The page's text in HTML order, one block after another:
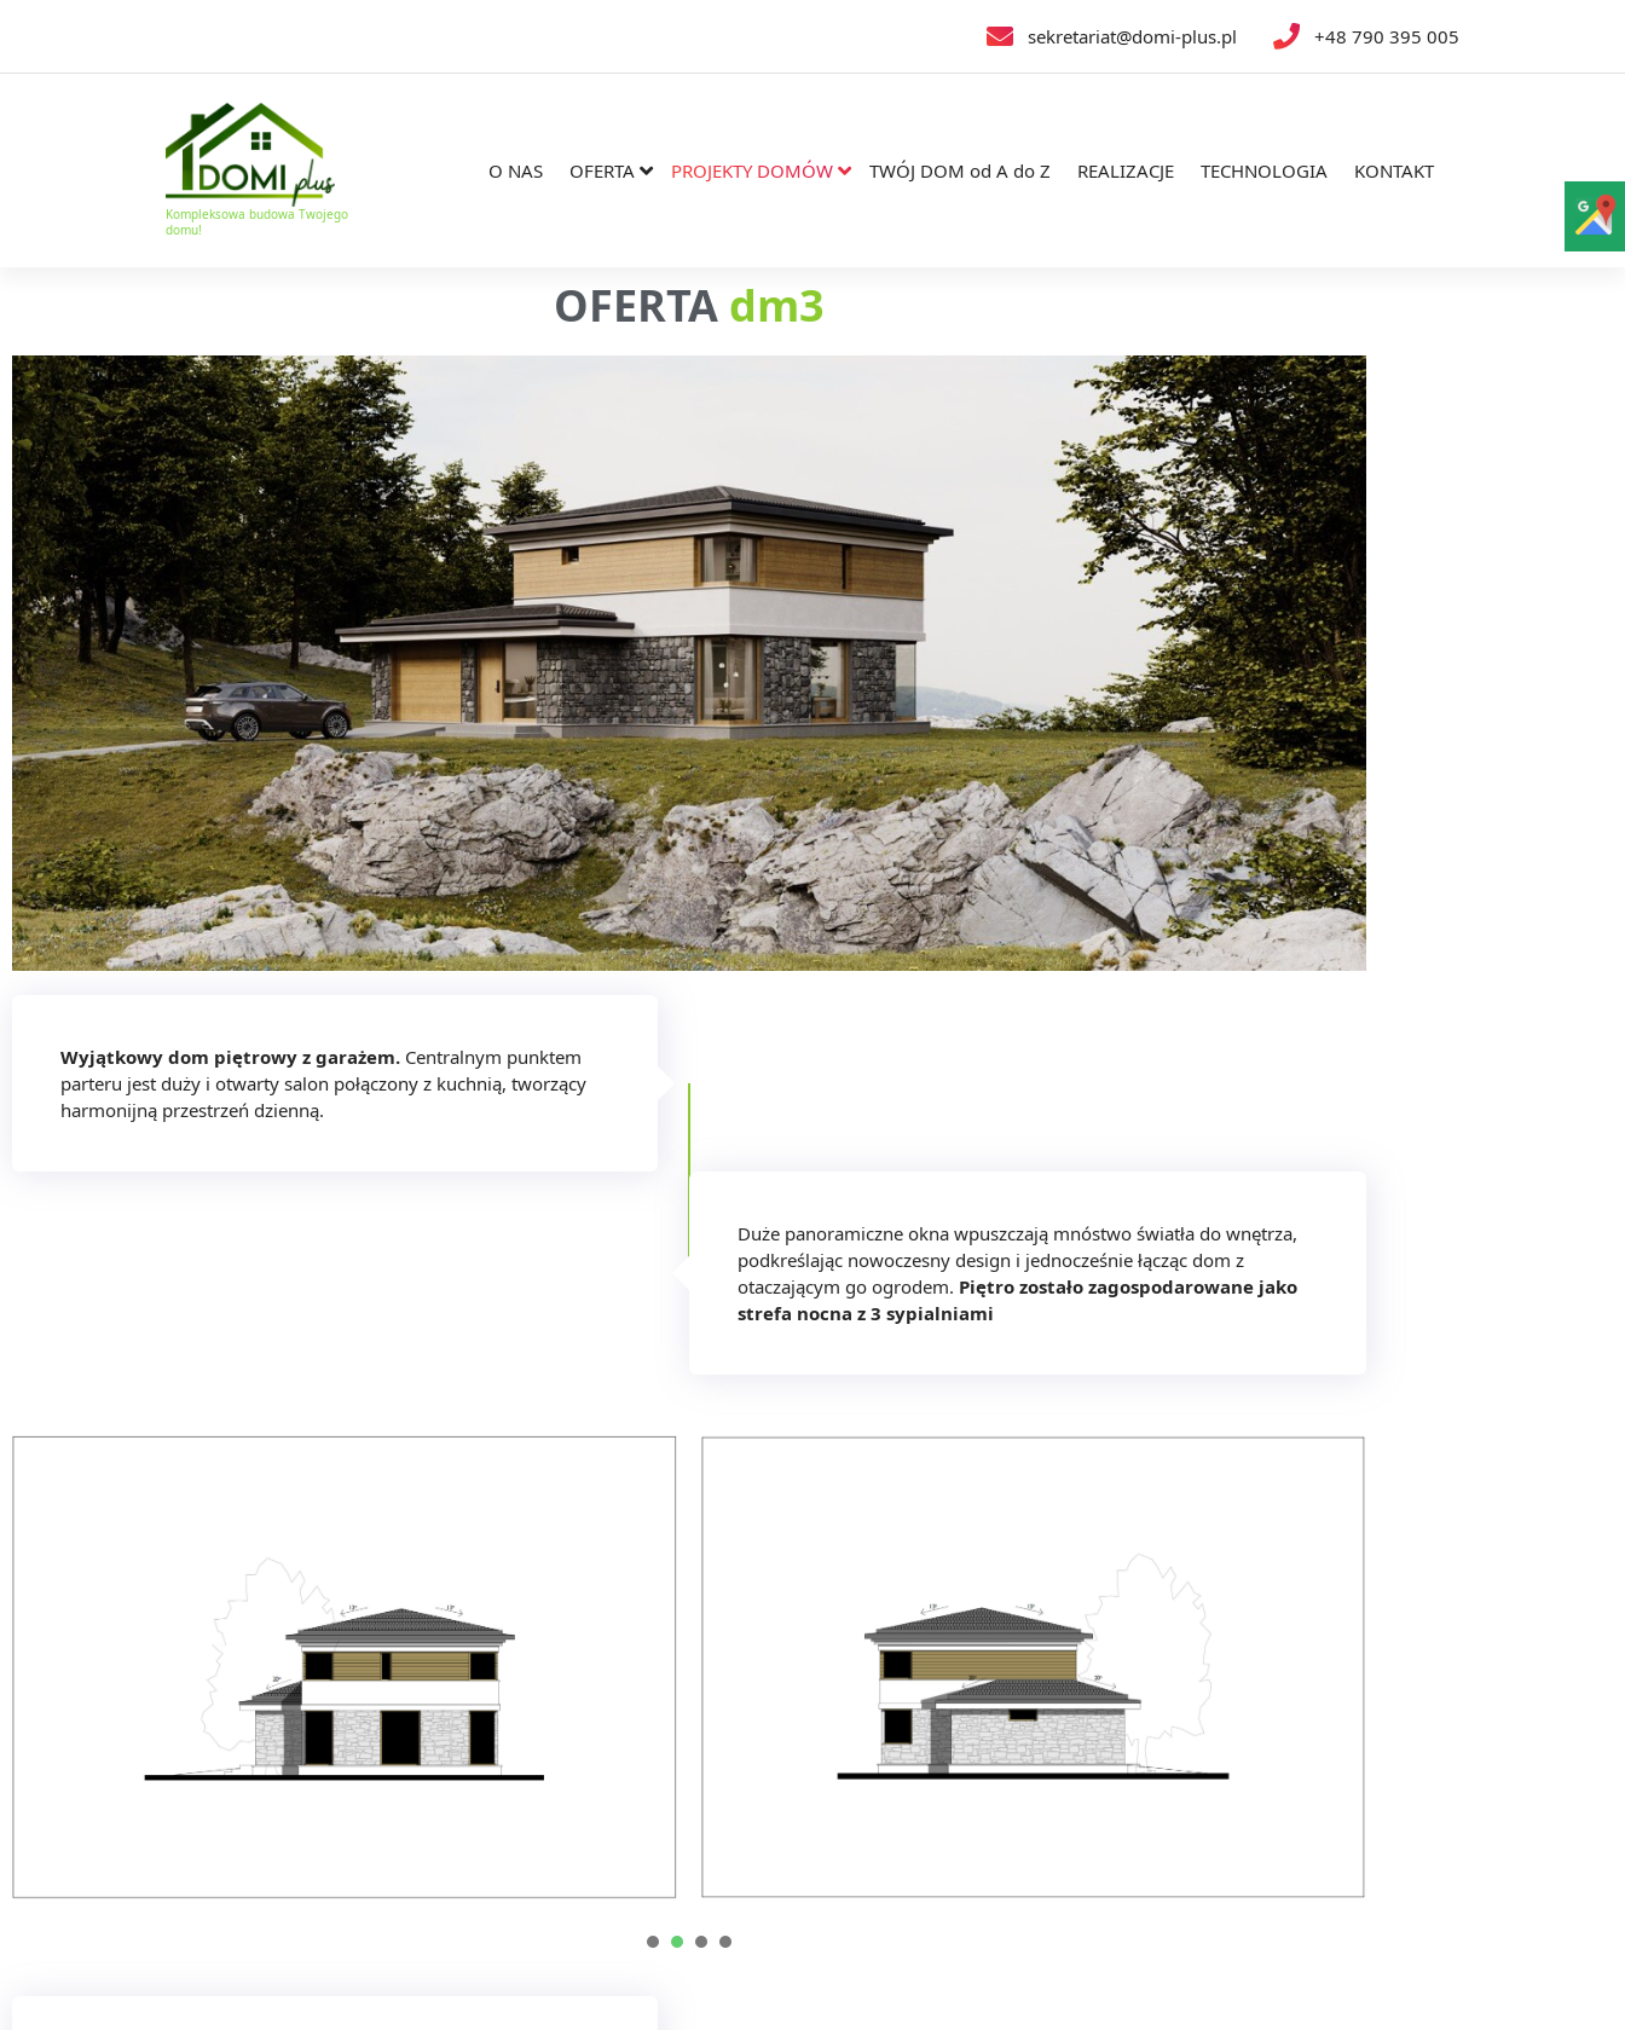
sekretariat@domi-plus.pl +48 790 395 005
Kompleksowa budowa Twojego
domu!
O NAS OFERTA PROJEKTY DOMÓW TWÓJ DOM od A do Z REALIZACJE TECHNOLOGIA KONTAKT
OFERTA dm3
Wyjątkowy dom piętrowy z garażem. Centralnym punktem
parteru jest duży i otwarty salon połączony z kuchnią, tworzący
harmonijną przestrzeń dzienną.
Duże panoramiczne okna wpuszczają mnóstwo światła do wnętrza,
podkreślając nowoczesny design i jednocześnie łącząc dom z
otaczającym go ogrodem. Piętro zostało zagospodarowane jako
strefa nocna z 3 sypialniami